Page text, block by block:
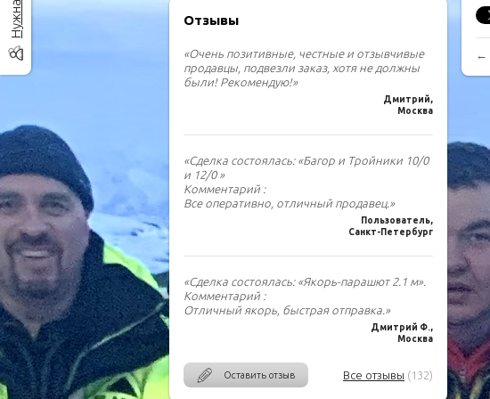
Отзывы
«Очень позитивные, честные и отзывчивые
продавцы, подвезли заказ, хотя не должны
были! Рекомендую!»
Дмитрий,
Москва
«Сделка состоялась: «Багор и Тройники 10/0
и 12/0 »
Комментарий :
Все оперативно, отличный продавец.»
Пользователь,
Санкт-Петербург
«Сделка состоялась: «Якорь-парашют 2.1 м».
Комментарий :
Отличный якорь, быстрая отправка.»
Дмитрий Ф.,
Москва
Оставить отзыв Все отзывы (132)
←